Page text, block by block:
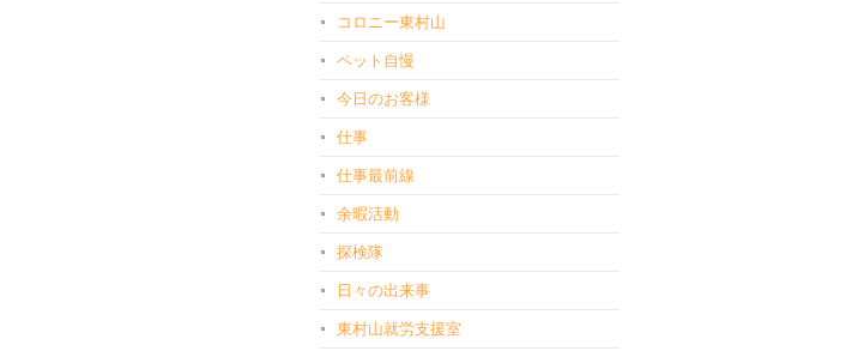
コロニー東村山
ペット自慢
今日のお客様
仕事
仕事最前線
余暇活動
探検隊
日々の出来事
東村山就労支援室